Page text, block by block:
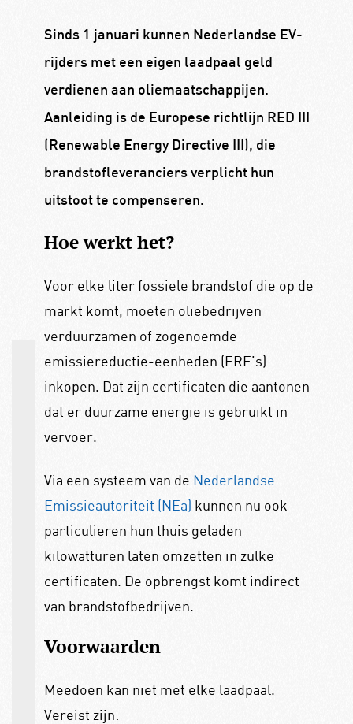
Sinds 1 januari kunnen Nederlandse EV-
rijders met een eigen laadpaal geld
verdienen aan oliemaatschappijen.
Aanleiding is de Europese richtlijn RED III
(Renewable Energy Directive III), die
brandstofleveranciers verplicht hun
uitstoot te compenseren.
Hoe werkt het?
Voor elke liter fossiele brandstof die op de
markt komt, moeten oliebedrijven
verduurzamen of zogenoemde
emissiereductie-eenheden (ERE’s)
inkopen. Dat zijn certificaten die aantonen
dat er duurzame energie is gebruikt in
vervoer.
Via een systeem van de Nederlandse
Emissieautoriteit (NEa) kunnen nu ook
particulieren hun thuis geladen
kilowatturen laten omzetten in zulke
certificaten. De opbrengst komt indirect
van brandstofbedrijven.
Voorwaarden
Meedoen kan niet met elke laadpaal.
Vereist zijn: